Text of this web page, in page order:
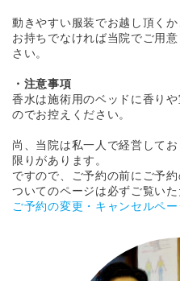
動きやすい服装でお越し頂く
お持ちでなければ当院でご用
さい。
・注意事項
香水は施術用のベッドに香り
のでお控えください。
尚、当院は私一人で経営して
限りがあります。
ですので、ご予約の前にご予
ついてのページは必ずご覧いた
ご予約の変更・キャンセルペー